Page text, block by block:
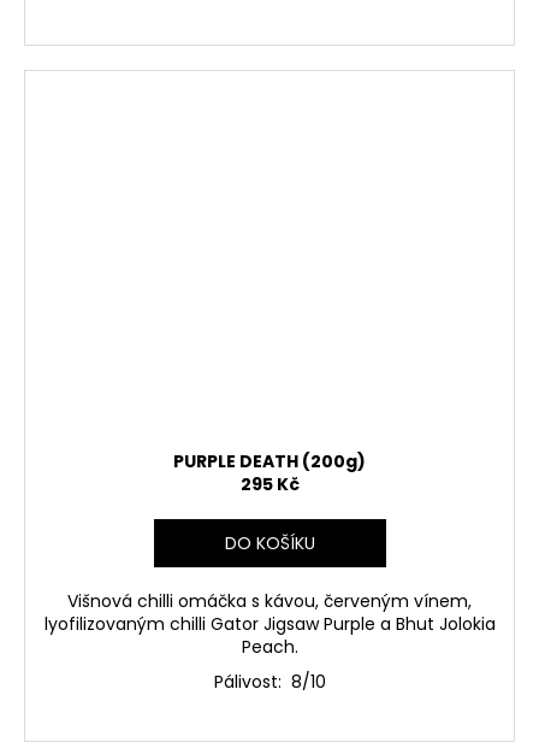
PURPLE DEATH (200g)
295 Kč
DO KOŠÍKU
Višnová chilli omáčka s kávou, červeným vínem,
lyofilizovaným chilli Gator Jigsaw Purple a Bhut Jolokia
Peach.
Pálivost: 8/10